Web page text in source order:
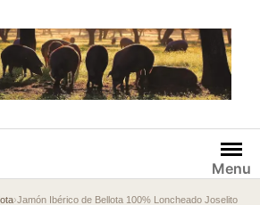
Menu
›Jamón Ibérico de Bellota 100% Loncheado Joselito